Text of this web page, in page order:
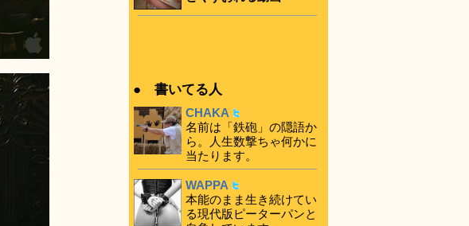
● 書いてる人
CHAKA
名前は「鉄砲」の隠語か
ら。人生数撃ちゃ何かに
当たります。
WAPPA
本能のまま生き続けてい
る現代版ピーターパンと